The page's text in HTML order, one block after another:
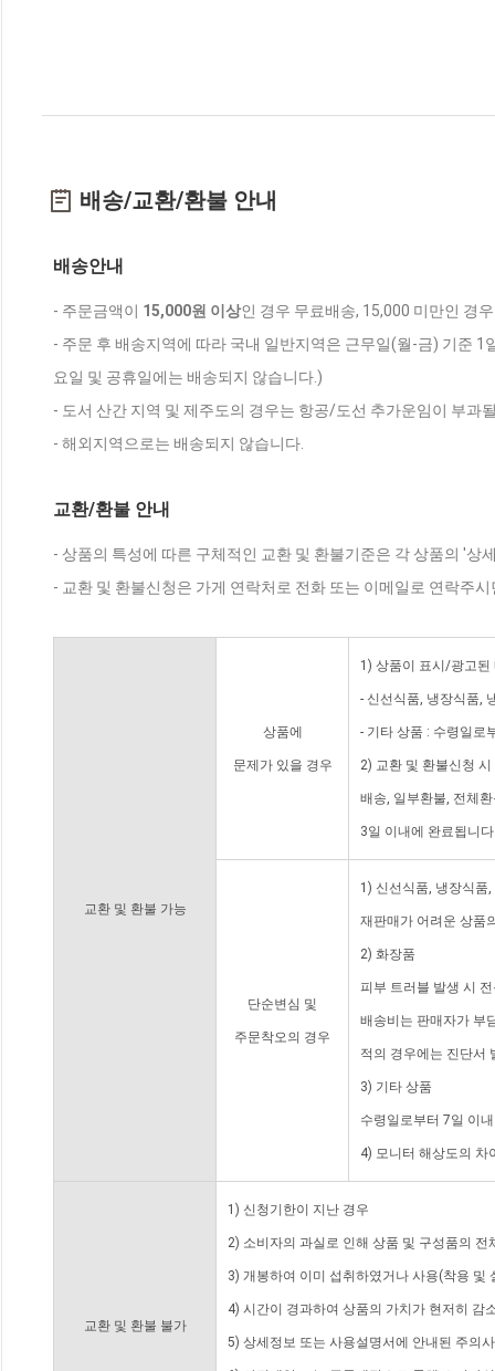
배송/교환/환불 안내
배송안내
- 주문금액이 15,000원 이상인 경우 무료배송, 15,000 미만인 경
- 주문 후 배송지역에 따라 국내 일반지역은 근무일(월-금) 기준
요일 및 공휴일에는 배송되지 않습니다.)
- 도서 산간 지역 및 제주도의 경우는 항공/도선 추가운임이 부과
- 해외지역으로는 배송되지 않습니다.
교환/환불 안내
- 상품의 특성에 따른 구체적인 교환 및 환불기준은 각 상품의 '상
- 교환 및 환불신청은 가게 연락처로 전화 또는 이메일로 연락주
교환 및 환불 가능
상품에
문제가 있을 경우
1) 상품이 표시/광고된
- 신선식품, 냉장식품,
- 기타 상품 : 수령일로
2) 교환 및 환불신청
배송, 일부환불, 전체
3일 이내에 완료됩니
단순변심 및
주문착오의 경우
1) 신선식품, 냉장식품
재판매가 어려운 상품
2) 화장품
피부 트러블 발생 시
배송비는 판매자가 부
적의 경우에는 진단서
3) 기타 상품
수령일로부터 7일 이
4) 모니터 해상도의 차
교환 및 환불 불가
1) 신청기한이 지난 경우
2) 소비자의 과실로 인해 상품 및 구성품의
3) 개봉하여 이미 섭취하였거나 사용(착용 및
4) 시간이 경과하여 상품의 가치가 현저히 감
5) 상세정보 또는 사용설명서에 안내된 주의